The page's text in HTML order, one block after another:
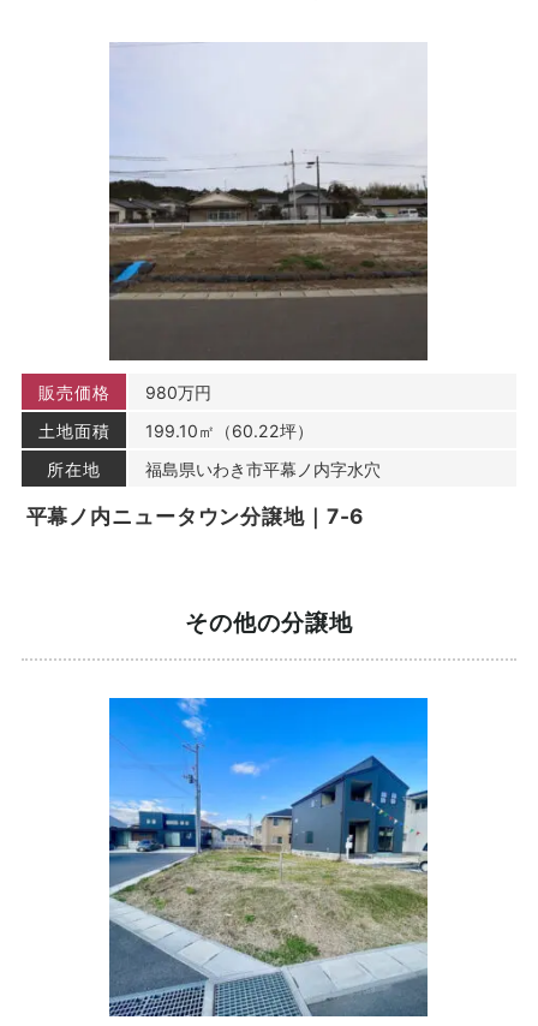
（7）ユーザーからのお問い合わせに対応するために，お
問い合わせ内容や代金の請求に関する情報など当社がユー
ザーに対してサービスを提供するにあたって必要となる情
報や，ユーザーのサービス利用状況，連絡先情報などを利
用する目的
（8）上記の利用目的に付随する目的
当社は，次に掲げる場合を除いて，あらかじめユーザーの
同意を得ることなく，第三者に個人情報を提供することは
ありません。ただし，個人情報保護法その他の法令で認め
られる場合を除きます。
（1）法令に基づく場合
（2）人の生命，身体または財産の保護のために必要があ
る場合であって，本人の同意を得ることが困難であるとき
（4）国の機関もしくは地方公共団体またはその委託を受
当該事務の遂行に支障を及ぼすおそれがあるとき
（5）予め次の事項を告知あるいは公表をしている場合
利用目的に第三者への提供を含むこと
第三者に提供されるデータの項目
第三者への提供の手段または方法
本人の求めに応じて個人情報の第三者への提供を停止する
前項の定めにかかわらず，次に掲げる場合は第三者には該
当しないものとします。
（1）当社が利用目的の達成に必要な範囲内において個
人情報の取扱いの全部または一部を委託する場合
（2）合併その他の事由による事業の承継に伴って個人
情報が提供される場合
（3）個人情報を特定の者との間で共同して利用する場
販売価格
980万円
土地面積
199.10㎡（60.22坪）
所在地
福島県いわき市平幕ノ内字水穴
平幕ノ内ニュータウン分譲地｜7-6
その他の分譲地